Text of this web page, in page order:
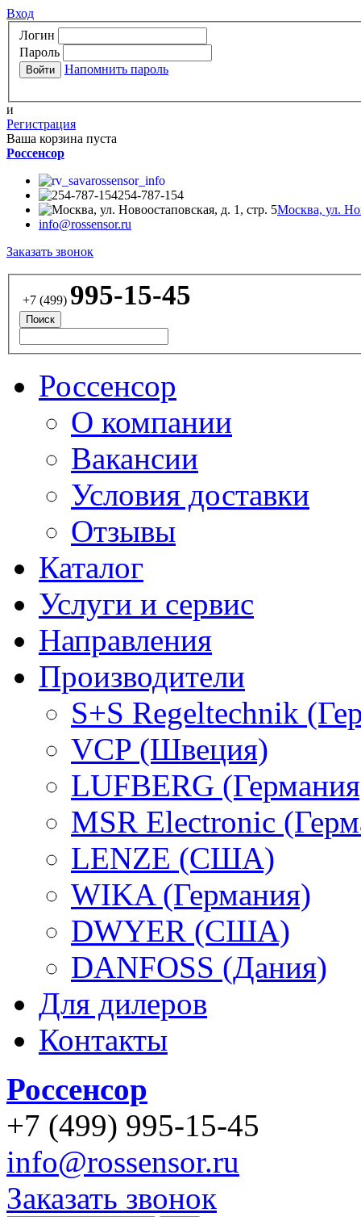
Вход
Логин
Пароль
Напомнить пароль
и
Регистрация
Ваша корзина пуста
Россенсор
rossensor_info
254-787-154
Москва, ул.
info@rossensor.ru
Заказать звонок
+7 (499) 995-15-45
Россенсор
О компании
Вакансии
Условия доставки
Отзывы
Каталог
Услуги и сервис
Направления
Производители
S+S Regeltechnik
VCP (Швеция)
LUFBERG
MSR Electronic
LENZE (США)
WIKA (Германия)
DWYER (США)
DANFOSS (Дания)
Для дилеров
Контакты
Россенсор
+7 (499) 995-15-45
info@rossensor.ru
Заказать звонок